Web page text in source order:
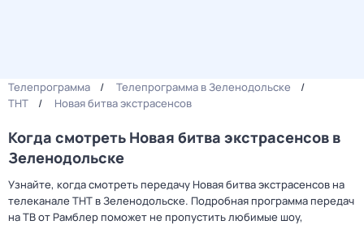
Телепрограмма
Телепрограмма в Зеленодольске
ТНТ
Новая битва экcтраcенсов
Когда смотреть Новая битва экcтраcенсов в
Зеленодольске
Узнайте, когда смотреть передачу Новая битва экcтраcенсов на
телеканале ТНТ в Зеленодольске. Подробная программа передач
на ТВ от Рамблер поможет не пропустить любимые шоу,